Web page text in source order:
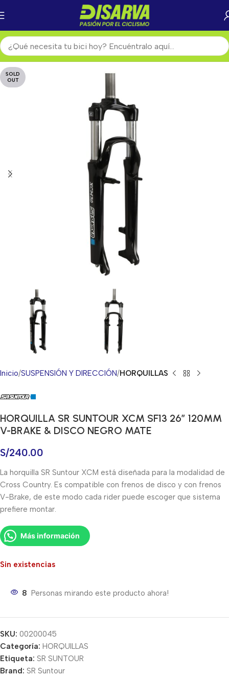
SOLD
OUT
Inicio SUSPENSIÓN Y DIRECCIÓN HORQUILLAS
HORQUILLA SR SUNTOUR XCM SF13 26″ 120MM
V-BRAKE & DISCO NEGRO MATE
S/240.00
La horquilla SR Suntour XCM está diseñada para la modalidad de
Cross Country. Es compatible con frenos de disco y con frenos
V-Brake, de este modo cada rider puede escoger que sistema
prefiere montar.
Más información
Sin existencias
8 Personas mirando este producto ahora!
SKU: 00200045
Categoría: HORQUILLAS
Etiqueta: SR SUNTOUR
Brand: SR Suntour